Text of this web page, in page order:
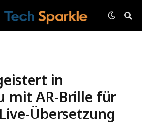
in
mit AR-Brille für
Übersetzung